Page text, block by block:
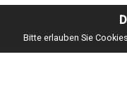
Bitte erlauben Sie